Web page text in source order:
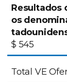
$ 545
Total VE